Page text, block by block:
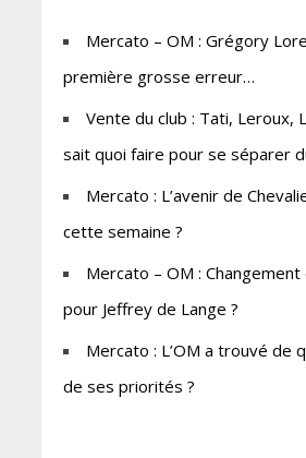
Mercato – OM : Grégory
première grosse erreur…
Vente du club : Tati, Leroux,
sait quoi faire pour se séparer
Mercato : L’avenir de
cette semaine ?
Mercato – OM :
pour Jeffrey de Lange ?
Mercato : L’OM a trouvé de
de ses priorités ?